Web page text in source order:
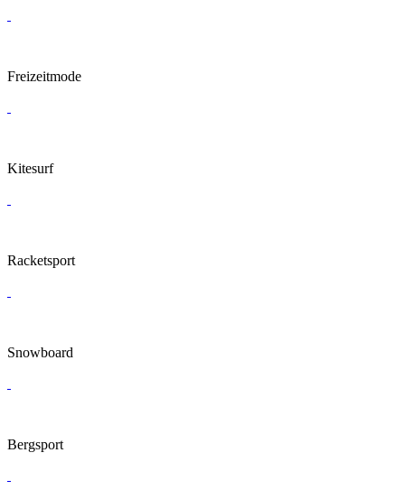
Freizeitmode
Kitesurf
Racketsport
Snowboard
Bergsport